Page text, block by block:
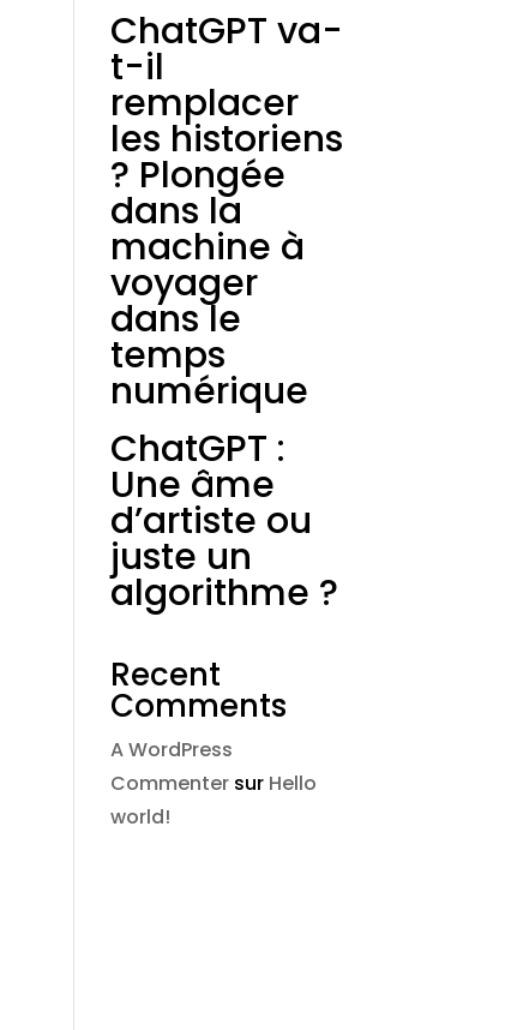
ChatGPT va-
t-il
remplacer
les historiens
? Plongée
dans la
machine à
voyager
dans le
temps
numérique
ChatGPT :
Une âme
d’artiste ou
juste un
algorithme ?
Recent
Comments
A WordPress
Commenter sur Hello
world!